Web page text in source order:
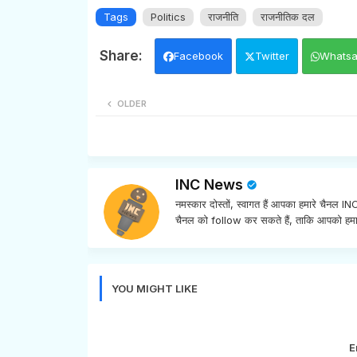
Tags Politics राजनीति राजनीतिक दल
Facebook Twitter
OLDER
INC News
नमस्कार दोस्तों, स्वागत हैं आपका हमारे चैनल
चैनल को follow कर सकते हैं, ताकि आपको
YOU MIGHT LIKE